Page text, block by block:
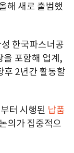
해 새로 출범했
한국파스너공
을 포함해 업계,
후 2년간 활동할
터 시행된 납품
의가 집중적으